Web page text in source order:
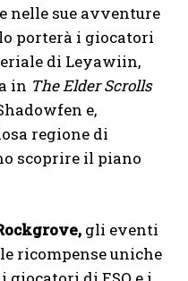
nelle sue avventure
porterà i giocatori
di Leyawiin,
in The Elder Scrolls
e,
regione di
scoprire il piano
gli eventi
ricompense uniche